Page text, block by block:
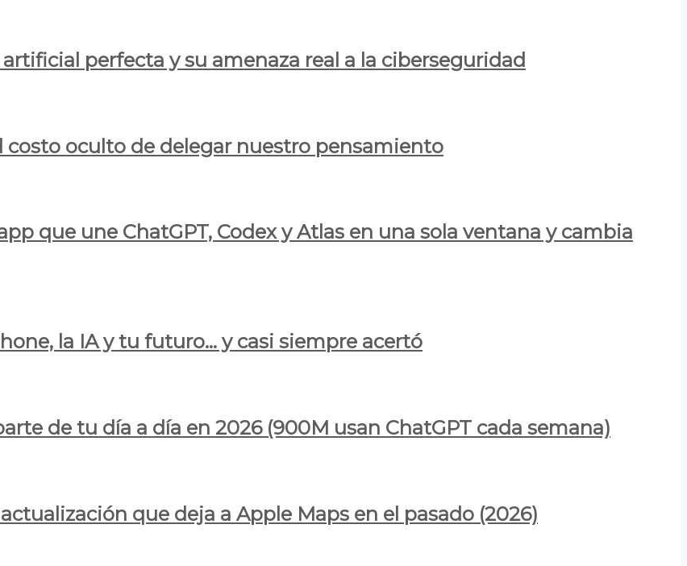
perfecta y su amenaza real a la ciberseguridad
costo oculto de delegar nuestro pensamiento
que une ChatGPT, Codex y Atlas en una sola ventana y cambia
la IA y tu futuro… y casi siempre acertó
de tu día a día en 2026 (900M usan ChatGPT cada semana)
que deja a Apple Maps en el pasado (2026)